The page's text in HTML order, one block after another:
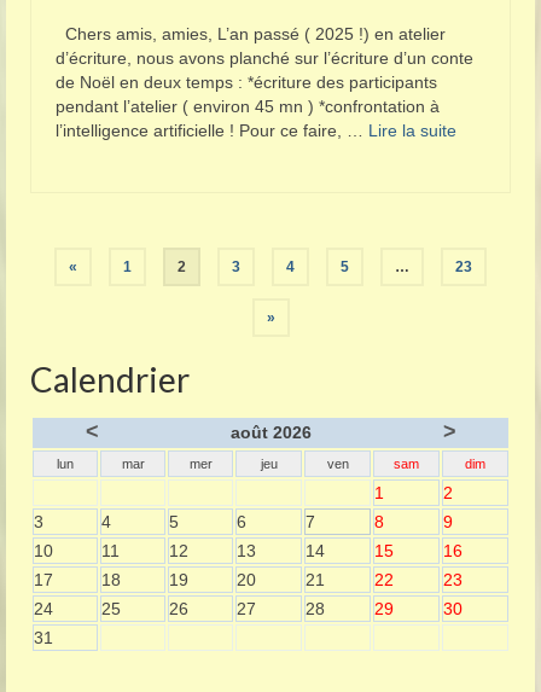
Chers amis, amies, L’an passé ( 2025 !) en atelier
d’écriture, nous avons planché sur l’écriture d’un conte
de Noël en deux temps : *écriture des participants
pendant l’atelier ( environ 45 mn ) *confrontation à
l’intelligence artificielle ! Pour ce faire, … Lire la suite­­
Pagination
publications
« 1 2 3 4 5 … 23
»
Calendrier
< août 2026 >
lun mar mer jeu ven sam dim
1
2
3
4 5 6 7 8
9
10
11 12 13 14 15
16
17
18 19 20 21 22
23
24
25 26 27 28 29
30
31